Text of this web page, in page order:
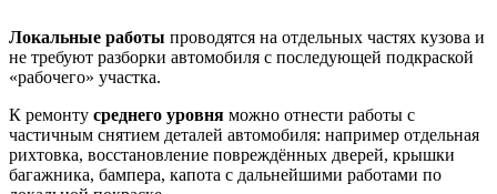
Локальные работы проводятся на отдельных частях кузова и
не требуют разборки автомобиля с последующей подкраской
«рабочего» участка.
К ремонту среднего уровня можно отнести работы с
частичным снятием деталей автомобиля: например отдельная
рихтовка, восстановление повреждённых дверей, крышки
багажника, бампера, капота с дальнейшими работами по